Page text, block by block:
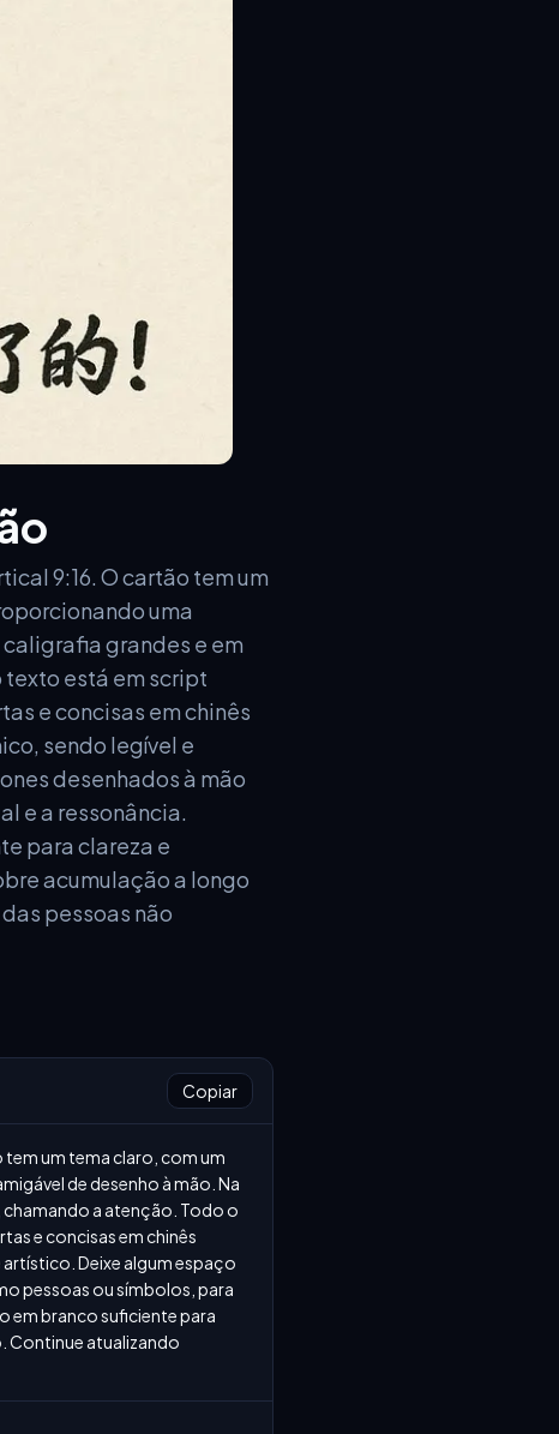
9:16. O cartão tem um
uma
grandes e em
texto está em script
e concisas em chinês
sendo legível e
desenhados à mão
e a ressonância.
para clareza e
acumulação a longo
pessoas não
Copiar
um tema claro, com um
de desenho à mão. Na
a atenção. Todo o
e concisas em chinês
Deixe algum espaço
pessoas ou símbolos, para
em branco suficiente para
Continue atualizando